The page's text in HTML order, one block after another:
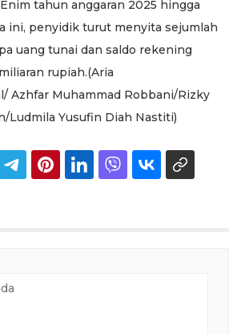
tahun anggaran 2025 hingga
ini, penyidik turut menyita sejumlah
uang tunai dan saldo rekening
rupiah.(Aria
Azhfar Muhammad Robbani/Rizky
Ludmila Yusufin Diah Nastiti)